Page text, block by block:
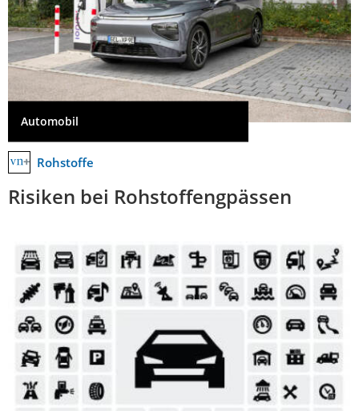
Automobil
Rohstoffe
Risiken bei Rohstoffengpässen